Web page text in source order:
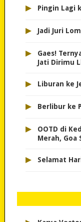
▸ Pingin Lagi
▸ Jadi Juri
▸
Gaes!
Jati Dirimu
▸ Liburan ke
▸ Berlibur ke
▸
OOTD di
Merah, Goa
▸ Selamat